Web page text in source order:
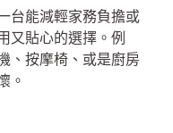
台能減輕家務負擔或
又貼心的選擇。例
、按摩椅、或是廚房
。